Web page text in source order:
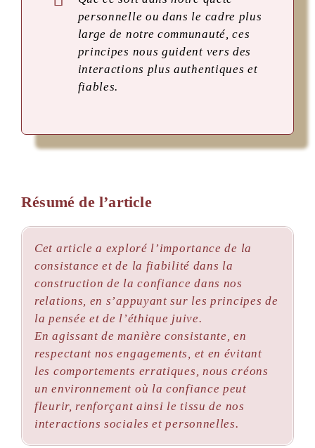
personnelle ou dans le cadre plus
large de notre communauté, ces
principes nous guident vers des
interactions plus authentiques et
fiables.
Résumé de l’article
Cet article a exploré l’importance de la
consistance et de la fiabilité dans la
construction de la confiance dans nos
relations, en s’appuyant sur les principes de
la pensée et de l’éthique juive.
En agissant de manière consistante, en
respectant nos engagements, et en évitant
les comportements erratiques, nous créons
un environnement où la confiance peut
fleurir, renforçant ainsi le tissu de nos
interactions sociales et personnelles.